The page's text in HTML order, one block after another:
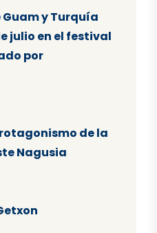
Guam y Turquía
julio en el festival
por
de la
Nagusia